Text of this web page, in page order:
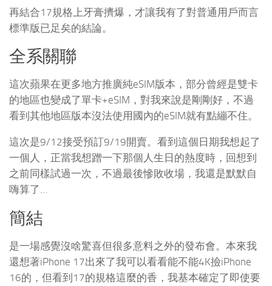
再結合17規格上牙膏擠爆，才讓我有了對普通用戶而言
標準版已足矣的結論。
全系關聯
這次蘋果在更多地方推廣純eSIM版本，部分曾經是雙卡
的地區也變成了單卡+eSIM，對我來說是剛剛好，不過
看到其他地區版本沒法使用國內的eSIM就有點繃不住。
這次是9/12接受預訂9/19開賣。看到這個日期我想起了
一個人，正當我想蹭一下那個人生日的熱度時，回想到
之前同樣試過一次，不過最後慘敗收場，我還是默默自
嗨算了…
簡結
是一場感覺沒啥驚喜但很多意料之外的發布會。本來我
還想著iPhone 17出來了我可以看看能不能4K撿iPhone
16的，但看到17的規格這麼的香，我基本確定了即使要